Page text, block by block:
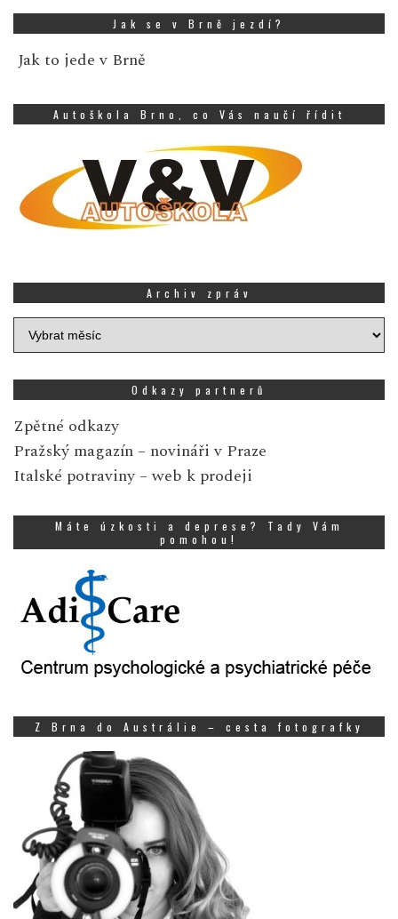
Jak se v Brně jezdí?
Jak to jede v Brně
Autoškola Brno, co Vás naučí řídit
Archiv zpráv
Archiv
zpráv
Odkazy partnerů
Zpětné odkazy
Pražský magazín – novináři v Praze
Italské potraviny – web k prodeji
Máte úzkosti a deprese? Tady Vám
pomohou!
Z Brna do Austrálie – cesta fotografky